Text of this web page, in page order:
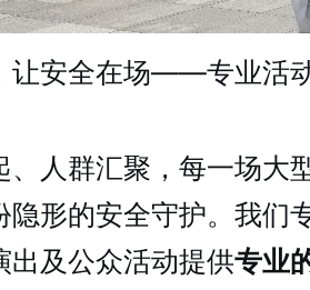
让安全在场——专业活
、人群汇聚，每一场大
隐形的安全守护。我们
出及公众活动提供专业